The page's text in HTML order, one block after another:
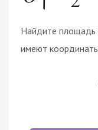
Найдите площадь
имеют